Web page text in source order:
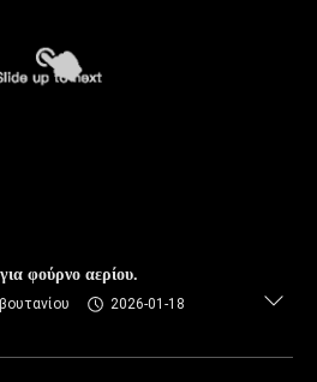
φούρνο αερίου.
2026-01-18